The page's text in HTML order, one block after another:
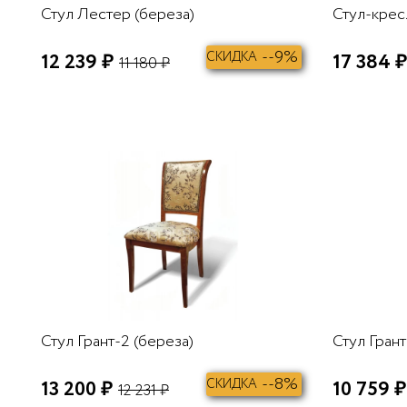
Стул Лестер (береза)
12 239 ₽ 11 180 ₽ СКИДКА --9%
Стул-
17 384 ₽
Стул Грант-2 (береза)
13 200 ₽ 12 231 ₽ СКИДКА --8%
Стул
10 759 ₽